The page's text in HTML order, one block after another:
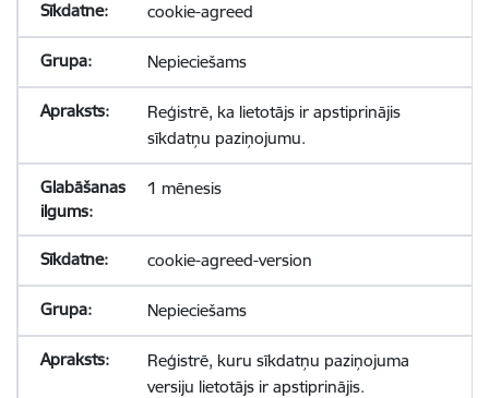
cookie-agreed
Nepieciešams
Reģistrē, ka lietotājs ir apstiprinājis
sīkdatņu paziņojumu.
1 mēnesis
cookie-agreed-version
Nepieciešams
Reģistrē, kuru sīkdatņu paziņojuma
versiju lietotājs ir apstiprinājis.